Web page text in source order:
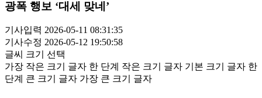
광폭 행보 ‘대세 맞네’
기사입력 2026-05-11 08:31:35
기사수정 2026-05-12 19:50:58
글씨 크기 선택
가장 작은 크기 글자 한 단계 작은 크기 글자 기본 크기 글자 한
단계 큰 크기 글자 가장 큰 크기 글자